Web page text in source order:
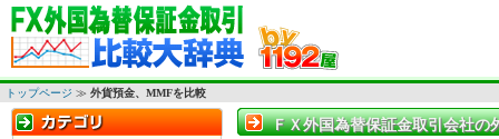
トップページ ≫ 外貨預金、MMFを比較
ＦＸ外国為替保証金取引会社
ＦＸ外国為替保証金取引会社の